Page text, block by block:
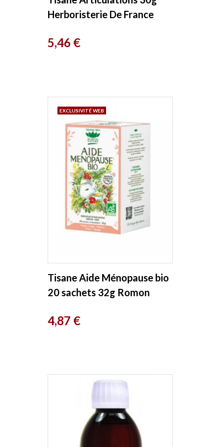
Herboristerie De France
Prix
5,46 €
Tisane Aide Ménopause bio
20 sachets 32g Romon
Prix
4,87 €
EXCLUSIVITÉ WEB